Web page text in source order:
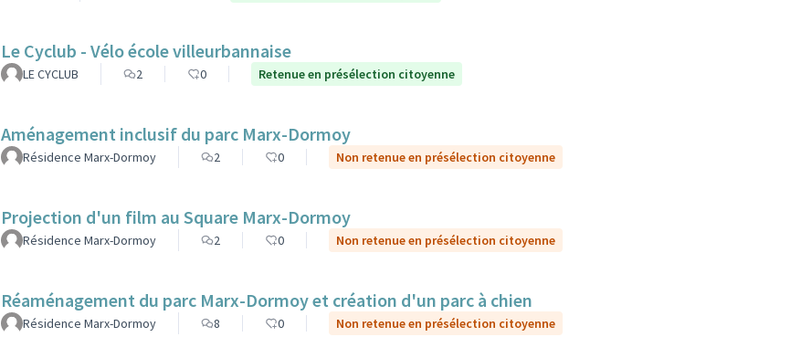
Le Cyclub - Vélo école villeurbannaise
LE CYCLUB 2 0 Retenue en présélection citoyenne
Aménagement inclusif du parc Marx-Dormoy
Résidence Marx-Dormoy 2 0 Non retenue en présélection citoyenne
Projection d'un film au Square Marx-Dormoy
Résidence Marx-Dormoy 2 0 Non retenue en présélection citoyenne
Réaménagement du parc Marx-Dormoy et création d'un parc à chien
Résidence Marx-Dormoy 8 0 Non retenue en présélection citoyenne